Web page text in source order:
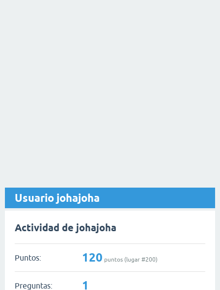
Usuario johajoha
Actividad de johajoha
Puntos: 120 puntos (lugar #200)
Preguntas: 1